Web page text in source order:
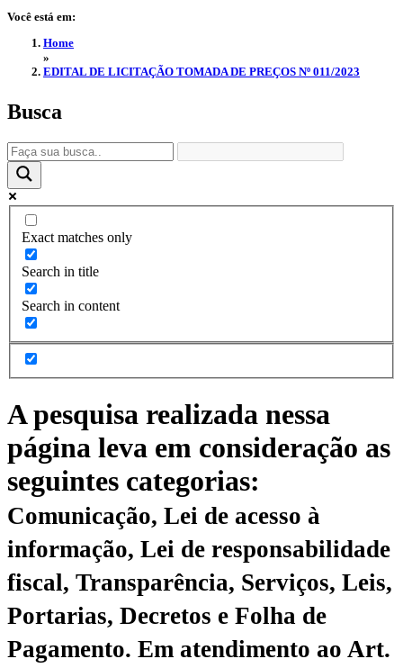
Você está em:
Home
»
EDITAL DE LICITAÇÃO TOMADA DE PREÇOS Nº 011/2023
Busca
Exact matches only
Search in title
Search in content
A pesquisa realizada nessa
página leva em consideração as
seguintes categorias:
Comunicação, Lei de acesso à
informação, Lei de responsabilidade
fiscal, Transparência, Serviços, Leis,
Portarias, Decretos e Folha de
Pagamento. Em atendimento ao Art.